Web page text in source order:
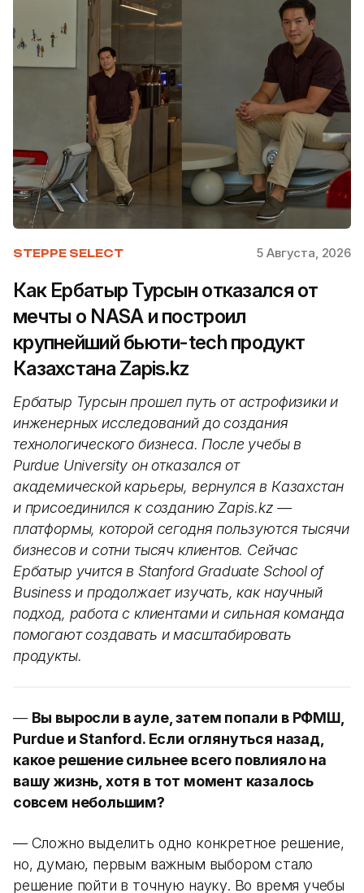
STEPPE SELECT 5 Августа, 2026
Как Ербатыр Турсын отказался от
мечты о NASA и построил
крупнейший бьюти-tech продукт
Казахстана Zapis.kz
Ербатыр Турсын прошел путь от астрофизики и
инженерных исследований до создания
технологического бизнеса. После учебы в
Purdue University он отказался от
академической карьеры, вернулся в Казахстан
и присоединился к созданию Zapis.kz —
платформы, которой сегодня пользуются тысячи
бизнесов и сотни тысяч клиентов. Сейчас
Ербатыр учится в Stanford Graduate School of
Business и продолжает изучать, как научный
подход, работа с клиентами и сильная команда
помогают создавать и масштабировать
продукты.
— Вы выросли в ауле, затем попали в РФМШ,
Purdue и Stanford. Если оглянуться назад,
какое решение сильнее всего повлияло на
вашу жизнь, хотя в тот момент казалось
совсем небольшим?
— Сложно выделить одно конкретное решение,
но, думаю, первым важным выбором стало
решение пойти в точную науку. Во время учебы